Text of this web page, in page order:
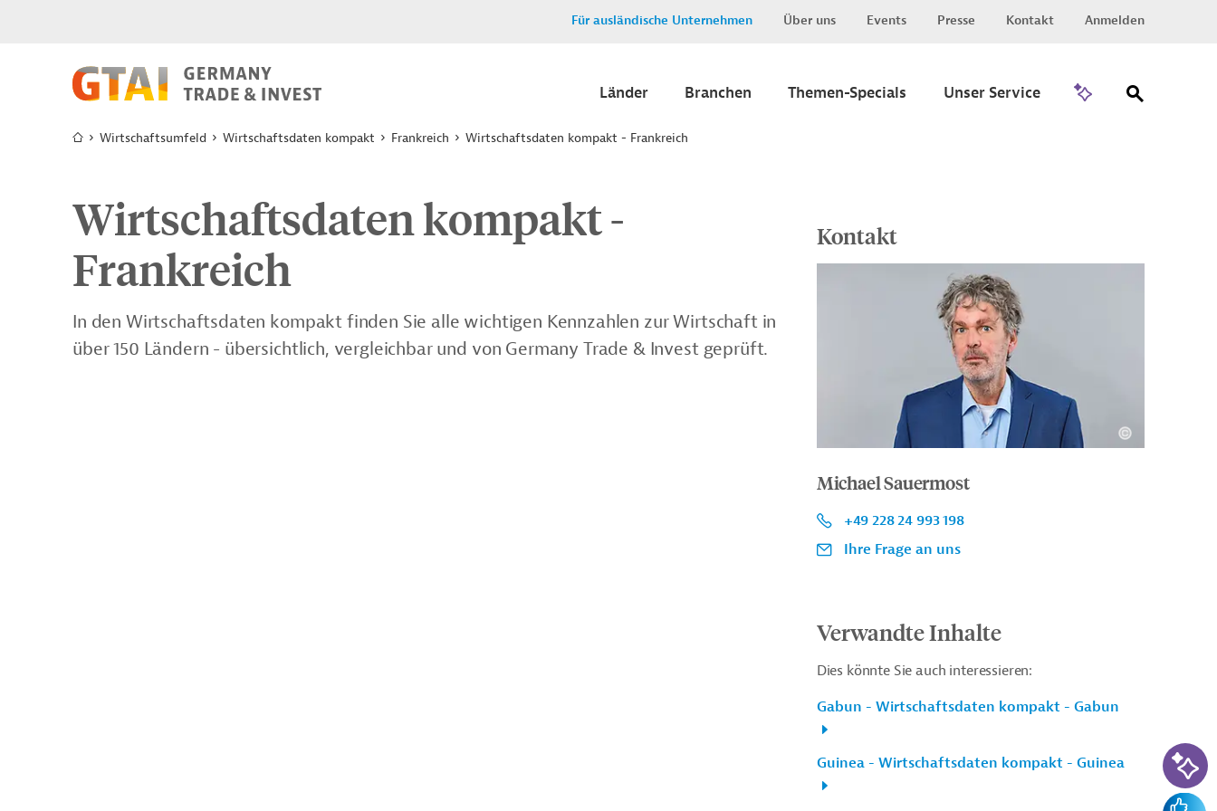
Für ausländische Unternehmen Über uns Events Presse Kontakt Anmelden
Länder Branchen Themen-Specials Unser Service
Wirtschaftsumfeld Wirtschaftsdaten kompakt Frankreich Wirtschaftsdaten kompakt - Frankreich
Wirtschaftsdaten kompakt -
Frankreich
In den Wirtschaftsdaten kompakt finden Sie alle wichtigen Kennzahlen zur Wirtschaft in
über 150 Ländern - übersichtlich, vergleichbar und von Germany Trade & Invest geprüft.
Kontakt
Michael Sauermost
+49 228 24 993 198
Ihre Frage an uns
Verwandte Inhalte
Dies könnte Sie auch interessieren:
Gabun - Wirtschaftsdaten kompakt - Gabun
Guinea - Wirtschaftsdaten kompakt - Guinea
KI-